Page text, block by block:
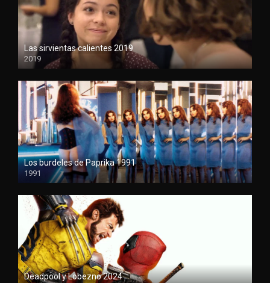
Las sirvientas calientes 2019
2019
1080P
Los burdeles de Paprika 1991
1991
1080P
Deadpool y Lobezno 2024